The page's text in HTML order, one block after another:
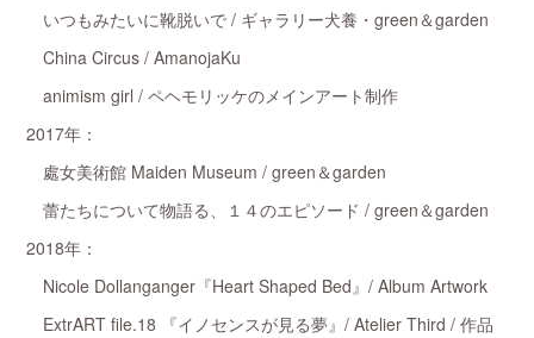
いつもみたいに靴脱いで / ギャラリー犬養・green＆garden
China Circus / AmanojaKu
animism girl / ペヘモリッケのメインアート制作
2017年：
處女美術館 Maiden Museum / green＆garden
蕾たちについて物語る、１４のエピソード / green＆garden
2018年：
Nicole Dollanganger『Heart Shaped Bed』/ Album Artwork
ExtrART file.18 『イノセンスが見る夢』/ Atelier Third / 作品